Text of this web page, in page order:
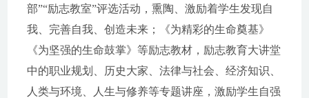
部”“励志教室”评选活动，熏陶、激励着学生发现自
我、完善自我、创造未来；《为精彩的生命奠基》
《为坚强的生命鼓掌》等励志教材，励志教育大讲堂
中的职业规划、历史大家、法律与社会、经济知识、
人类与环境、人生与修养等专题讲座，激励学生自强